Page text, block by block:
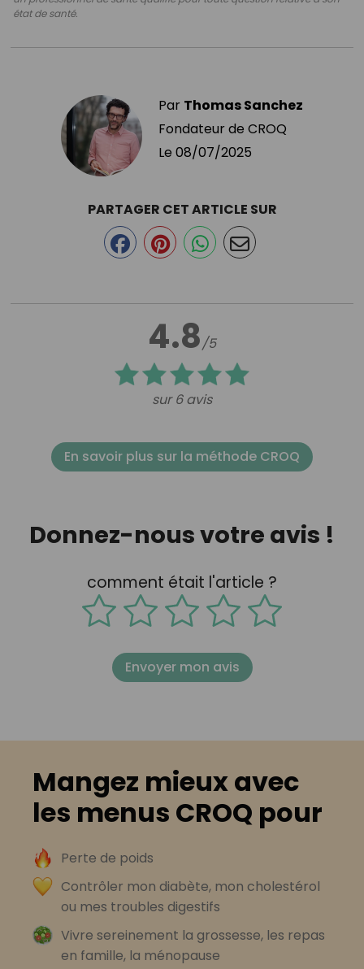
état de santé.
Par Thomas Sanchez
Fondateur de CROQ
Le 08/07/2025
4.8/5
sur 6 avis
PARTAGER CET ARTICLE SUR
En savoir plus sur la méthode CROQ
Donnez-nous votre avis !
comment était l'article ?
Envoyer mon avis
Mangez mieux avec
les menus CROQ pour
Perte de poids
Contrôler mon diabète, mon cholestérol
ou mes troubles digestifs
Vivre sereinement la grossesse, les repas
en famille, la ménopause